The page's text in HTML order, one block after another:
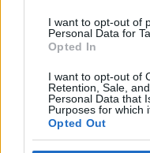
I want to opt-out of
Personal Data for
Opted In
I want to opt-out of
Retention, Sale,
Personal Data that
Purposes for which
Opted Out
BBerni86•2019. április 06.
Erotikus, nyomozós,
szerelmes. Jenna
volt élnie. A férje és
vesztek oda, amit ő
volt tovább végezni,